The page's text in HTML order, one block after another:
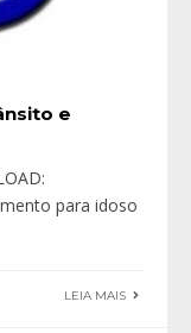
e
para idoso
LEIA MAIS